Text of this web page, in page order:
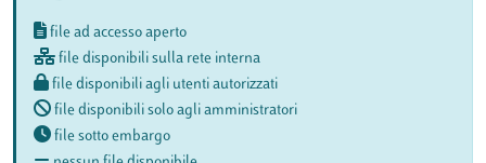
file ad accesso aperto
file disponibili sulla rete interna
file disponibili agli utenti autorizzati
file disponibili solo agli amministratori
file sotto embargo